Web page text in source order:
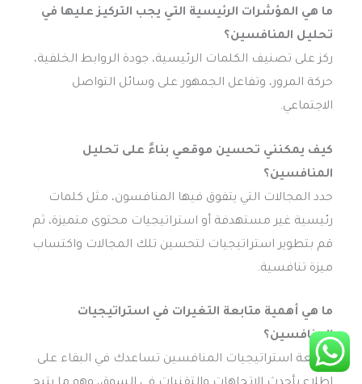
ما هي المؤشرات الرئيسية التي يجب التركيز عليها في
تحليل المنافسين؟
ركز على تصنيف الكلمات الرئيسية، جودة الروابط الخلفية،
حركة المرور، وتفاعل الجمهور على وسائل التواصل
الاجتماعي.
كيف يمكنني تحسين موقعي بناءً على تحليل
المنافسين؟
حدد المجالات التي يتفوق فيها المنافسون، مثل كلمات
رئيسية غير مستهدفة أو استراتيجيات محتوى متميزة، ثم
قم بتطوير استراتيجيات لتحسين تلك المجالات واكتساب
ميزة تنافسية.
ما هي أهمية متابعة التغيرات في استراتيجيات
المنافسين؟
متابعة استراتيجيات المنافسين تساعدك في البقاء على